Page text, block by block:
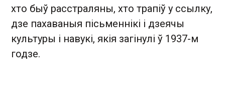
хто быў расстраляны, хто трапіў у ссылку,
дзе пахаваныя пісьменнікі і дзеячы
культуры і навукі, якія загінулі ў 1937-м
годзе.